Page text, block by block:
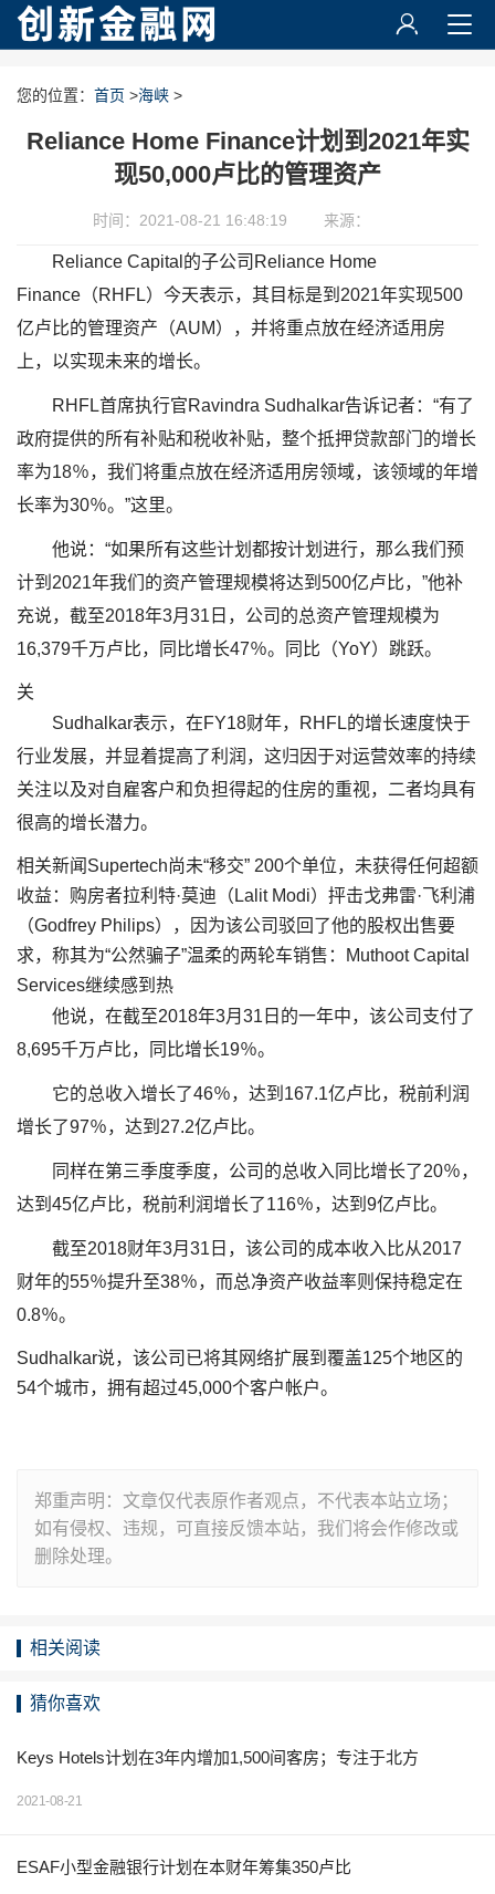
您的位置： 首页 >海峡 >
Reliance Home Finance计划到2021年实
现50,000卢比的管理资产
时间：2021-08-21 16:48:19 来源：
Reliance Capital的子公司Reliance Home
Finance（RHFL）今天表示，其目标是到2021年实现500
亿卢比的管理资产（AUM），并将重点放在经济适用房
上，以实现未来的增长。
RHFL首席执行官Ravindra Sudhalkar告诉记者：“有了
政府提供的所有补贴和税收补贴，整个抵押贷款部门的增长
率为18％，我们将重点放在经济适用房领域，该领域的年增
长率为30％。”这里。
他说：“如果所有这些计划都按计划进行，那么我们预
计到2021年我们的资产管理规模将达到500亿卢比，”他补
充说，截至2018年3月31日，公司的总资产管理规模为
16,379千万卢比，同比增长47％。同比（YoY）跳跃。
关
Sudhalkar表示，在FY18财年，RHFL的增长速度快于
行业发展，并显着提高了利润，这归因于对运营效率的持续
关注以及对自雇客户和负担得起的住房的重视，二者均具有
很高的增长潜力。
相关新闻Supertech尚未“移交” 200个单位，未获得任何超额
收益：购房者拉利特·莫迪（Lalit Modi）抨击戈弗雷·飞利浦
（Godfrey Philips），因为该公司驳回了他的股权出售要
求，称其为“公然骗子”温柔的两轮车销售：Muthoot Capital
Services继续感到热
他说，在截至2018年3月31日的一年中，该公司支付了
8,695千万卢比，同比增长19％。
它的总收入增长了46％，达到167.1亿卢比，税前利润
增长了97％，达到27.2亿卢比。
同样在第三季度季度，公司的总收入同比增长了20％，
达到45亿卢比，税前利润增长了116％，达到9亿卢比。
截至2018财年3月31日，该公司的成本收入比从2017
财年的55％提升至38％，而总净资产收益率则保持稳定在
0.8％。
Sudhalkar说，该公司已将其网络扩展到覆盖125个地区的
54个城市，拥有超过45,000个客户帐户。
郑重声明：文章仅代表原作者观点，不代表本站立场；
如有侵权、违规，可直接反馈本站，我们将会作修改或
删除处理。
相关阅读
猜你喜欢
Keys Hotels计划在3年内增加1,500间客房；专注于北方
2021-08-21
ESAF小型金融银行计划在本财年筹集350卢比